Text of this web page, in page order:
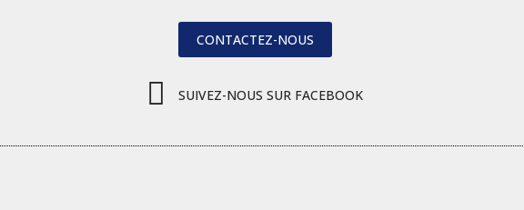
CONTACTEZ-NOUS
SUIVEZ-NOUS SUR FACEBOOK